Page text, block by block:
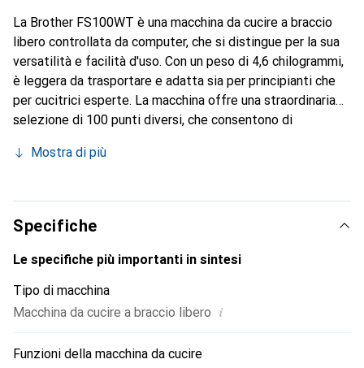
La Brother FS100WT è una macchina da cucire a braccio
libero controllata da computer, che si distingue per la sua
versatilità e facilità d'uso. Con un peso di 4,6 chilogrammi,
è leggera da trasportare e adatta sia per principianti che
per cucitrici esperte. La macchina offre una straordinaria
selezione di 100 punti diversi, che consentono di
massima del punto è di 5 millimetri e la larghezza massima
progettazione dei lavori di cucito. La FS100WT è dotata di
funzioni utili come una luce da cucito e un pedale, che
rendono il cucito più confortevole. Inoltre, la macchina
viene fornita con una varietà di accessori, tra cui diversi
Mostra di più
Specifiche
Le specifiche più importanti in sintesi
Tipo di macchina
Macchina da cucire a braccio libero i
Funzioni della macchina da cucire